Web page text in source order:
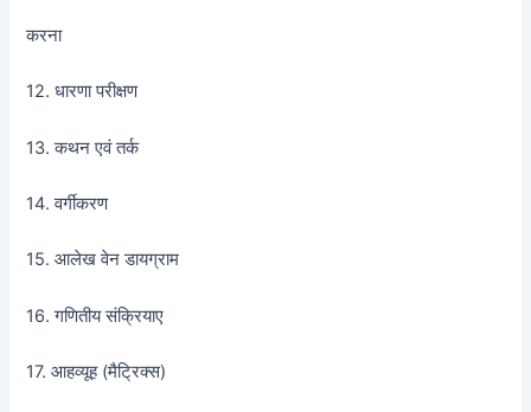
करना
12. धारणा परीक्षण
13. कथन एवं तर्क
14. वर्गीकरण
15. आलेख वेन डायग्राम
16. गणितीय संक्रियाए
17. आहव्यूह (मैट्रिक्स)